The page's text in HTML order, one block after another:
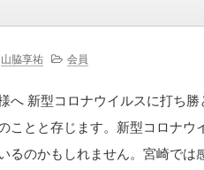
山脇享祐 会員
へ 新型コロナウイルスに打ち
ことと存じます。新型コロナ
るのかもしれません。宮崎で